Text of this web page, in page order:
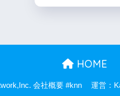
HOME
会社概要 #knn 運営：